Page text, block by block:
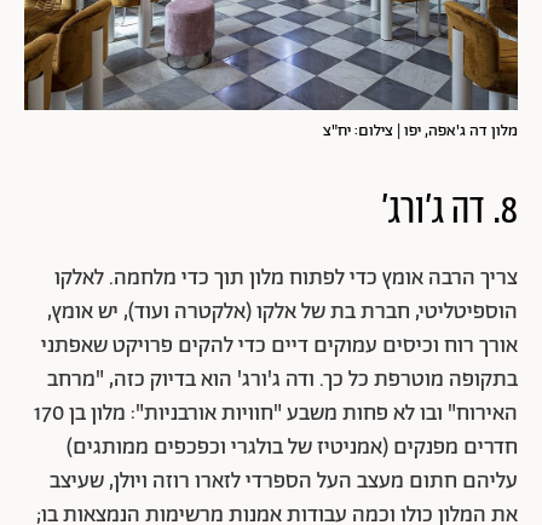
מלון דה ג'אפה, יפו | צילום: יח"צ
8. דה ג'ורג'
צריך הרבה אומץ כדי לפתוח מלון תוך כדי מלחמה. לאלקו
הוספיטליטי, חברת בת של אלקו (אלקטרה ועוד), יש אומץ,
אורך רוח וכיסים עמוקים דיים כדי להקים פרויקט שאפתני
בתקופה מוטרפת כל כך. ודה ג'ורג' הוא בדיוק כזה, "מרחב
האירוח" ובו לא פחות משבע "חוויות אורבניות": מלון בן 170
חדרים מפנקים (אמניטיז של בולגרי וכפכפים ממותגים)
עליהם חתום מעצב העל הספרדי לזארו רוזה ויולן, שעיצב
את המלון כולו וכמה עבודות אמנות מרשימות הנמצאות בו;